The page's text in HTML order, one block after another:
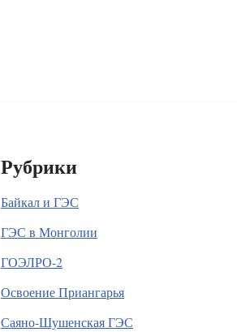
Рубрики
Байкал и ГЭС
ГЭС в Монголии
ГОЭЛРО-2
Освоение Приангарья
Саяно-Шушенская ГЭС